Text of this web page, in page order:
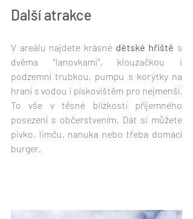
Další atrakce
V areálu najdete krásné dětské hřiště s
dvěma "lanovkami", klouzačkou i
podzemní trubkou, pumpu s korýtky na
hraní s vodou i pískovištěm pro nejmenší.
To vše v těsné blízkosti příjemného
posezení s občerstvením. Dát si můžete
pivko, limču, nanuka nebo třeba domácí
burger.